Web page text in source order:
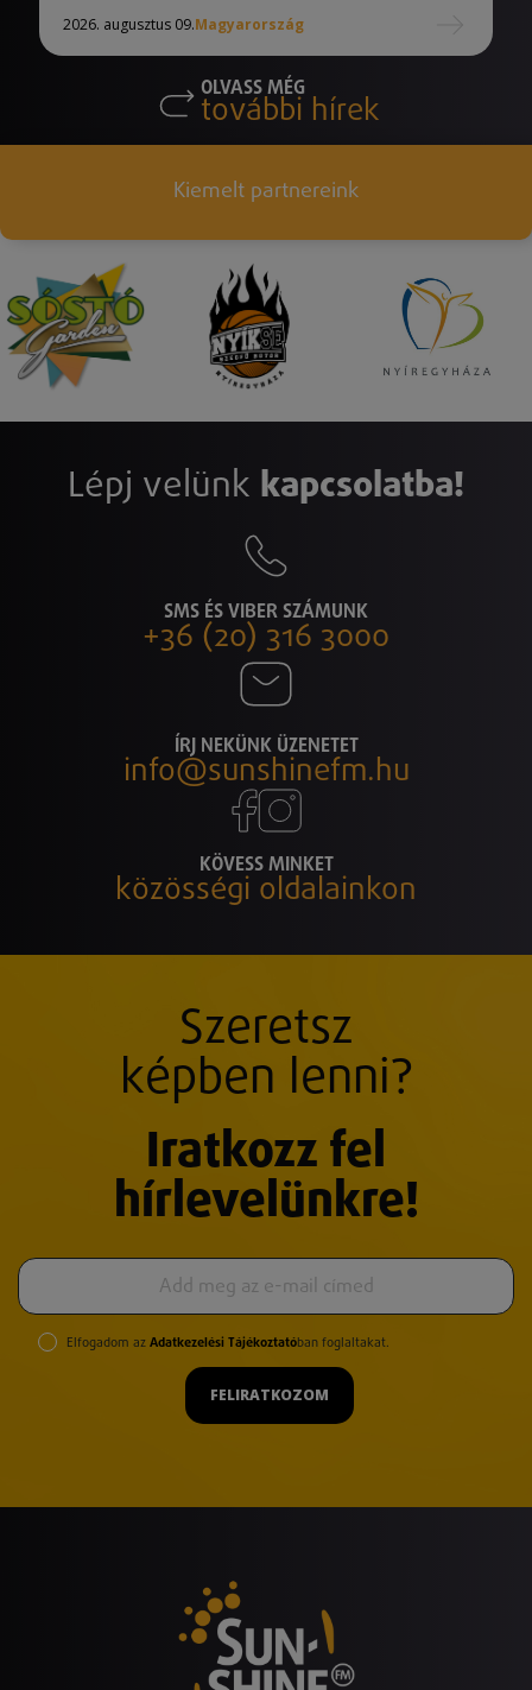
2026. augusztus 09.Magyarország
OLVASS MÉG
további hírek
Kiemelt partnereink
Lépj velünk kapcsolatba!
SMS ÉS VIBER SZÁMUNK
+36 (20) 316 3000
ÍRJ NEKÜNK ÜZENETET
info@sunshinefm.hu
KÖVESS MINKET
közösségi oldalainkon
Szeretsz
képben lenni?
Iratkozz fel
hírlevelünkre!
Elfogadom az Adatkezelési Tájékoztatóban foglaltakat.
FELIRATKOZOM